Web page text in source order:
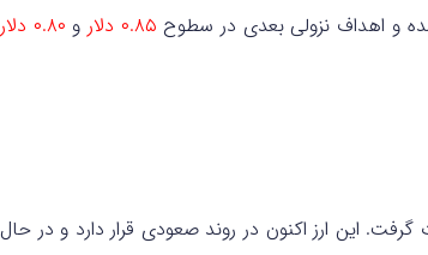
و اهداف نزولی بعدی در سطوح ۰.۸۵ دلار و ۰.۸۰ دلار
این ارز اکنون در روند صعودی قرار دارد و در حال